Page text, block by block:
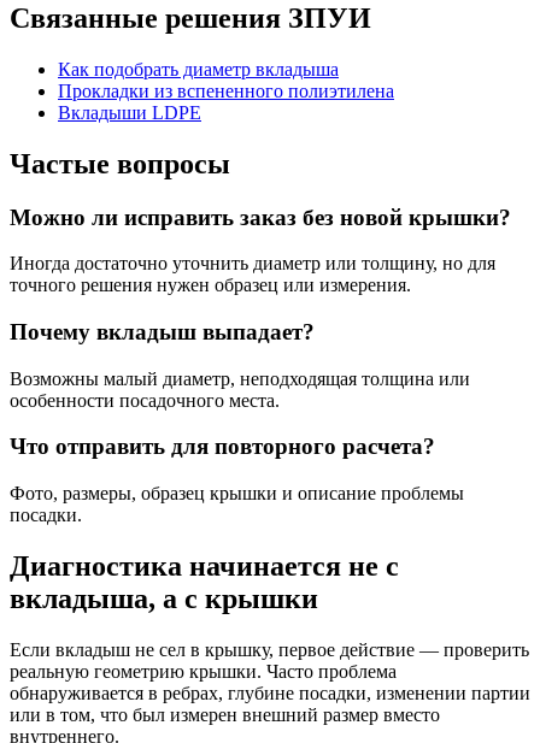
Связанные решения ЗПУИ
Как подобрать диаметр вкладыша
Прокладки из вспененного полиэтилена
Вкладыши LDPE
Частые вопросы
Можно ли исправить заказ без новой крышки?
Иногда достаточно уточнить диаметр или толщину, но для
точного решения нужен образец или измерения.
Почему вкладыш выпадает?
Возможны малый диаметр, неподходящая толщина или
особенности посадочного места.
Что отправить для повторного расчета?
Фото, размеры, образец крышки и описание проблемы
посадки.
Диагностика начинается не с
вкладыша, а с крышки
Если вкладыш не сел в крышку, первое действие — проверить
реальную геометрию крышки. Часто проблема
обнаруживается в ребрах, глубине посадки, изменении партии
или в том, что был измерен внешний размер вместо
внутреннего.